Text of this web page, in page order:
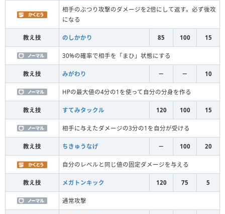
相手のぶつり攻撃のダメージを2倍にして返す。必ず後攻
になる
教え技 のしかかり 85 100 15
30%の確率で相手を「まひ」状態にする
教え技 みがわり － － 10
HPの最大値の4分の1を使って自分の分身を作る
教え技 すてみタックル 120 100 15
相手に与えたダメージの3分の1を自分が受ける
教え技 ちきゅうなげ － 100 20
自分のレベルと同じ値の固定ダメージを与える
教え技 メガトンキック 120 75 5
通常攻撃